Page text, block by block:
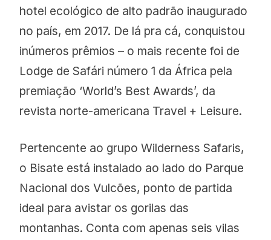
hotel ecológico de alto padrão inaugurado
no país, em 2017. De lá pra cá, conquistou
inúmeros prêmios – o mais recente foi de
Lodge de Safári número 1 da África pela
premiação ‘World’s Best Awards’, da
revista norte-americana Travel + Leisure.
Pertencente ao grupo Wilderness Safaris,
o Bisate está instalado ao lado do Parque
Nacional dos Vulcões, ponto de partida
ideal para avistar os gorilas das
montanhas. Conta com apenas seis vilas